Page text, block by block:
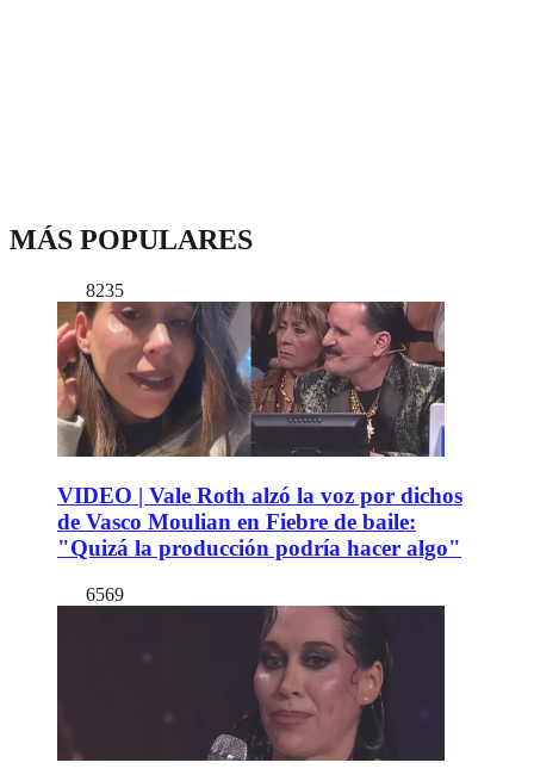
MÁS POPULARES
8235
VIDEO | Vale Roth alzó la voz por dichos
de Vasco Moulian en Fiebre de baile:
"Quizá la producción podría hacer algo"
6569